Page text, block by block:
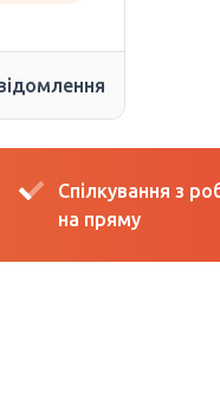
Спілкування з
на пряму